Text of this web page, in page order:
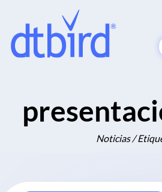
Noticias /